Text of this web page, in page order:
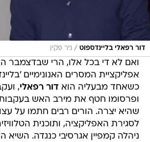
דור רפאלי בליינדספוט / ניר פקין
ואם לא די בכל אלו, הרי שבדצמבר
אפליקציית המסרים האנונימיים
כשאחד מבעליה הוא דור רפאלי,
ופרסומו חטף את מירב האש
שהיא יצרה. הורים רבים חתמו על
לסגירת האפליקציה, ותוכנית
ניהלה קמפיין אגרסיבי כנגדה. השיא